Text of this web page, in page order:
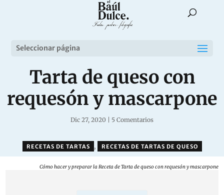
Seleccionar página
Tarta de queso con
requesón y mascarpone
Dic 27, 2020 5 Comentarios
RECETAS DE TARTAS , RECETAS DE TARTAS DE QUESO
Cómo hacer y preparar la Receta de Tarta de queso con requesón y mascarpone